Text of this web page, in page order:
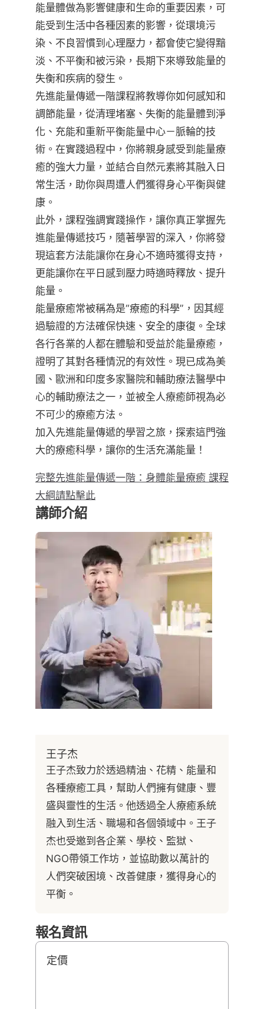
能量體做為影響健康和生命的重要因素，可
能受到生活中各種因素的影響，從環境污
染、不良習慣到心理壓力，都會使它變得黯
淡、不平衡和被污染，長期下來導致能量的
失衡和疾病的發生。
先進能量傳遞一階課程將教導你如何感知和
調節能量，從清理堵塞、失衡的能量體到淨
化、充能和重新平衡能量中心－脈輪的技
術。在實踐過程中，你將親身感受到能量療
癒的強大力量，並結合自然元素將其融入日
常生活，助你與周遭人們獲得身心平衡與健
康。
此外，課程強調實踐操作，讓你真正掌握先
進能量傳遞技巧，隨著學習的深入，你將發
現這套方法能讓你在身心不適時獲得支持，
更能讓你在平日感到壓力時適時釋放、提升
能量。
能量療癒常被稱為是“療癒的科學”，因其經
過驗證的方法確保快速、安全的康復。全球
各行各業的人都在體驗和受益於能量療癒，
證明了其對各種情況的有效性。現已成為美
國、歐洲和印度多家醫院和輔助療法醫學中
心的輔助療法之一，並被全人療癒師視為必
不可少的療癒方法。
加入先進能量傳遞的學習之旅，探索這門強
大的療癒科學，讓你的生活充滿能量！
完整先進能量傳遞一階：身體能量療癒 課程
大綱請點擊此
講師介紹
王子杰
王子杰致力於透過精油、花精、能量和
各種療癒工具，幫助人們擁有健康、豐
盛與靈性的生活。他透過全人療癒系統
融入到生活、職場和各個領域中。王子
杰也受邀到各企業、學校、監獄、
NGO帶領工作坊，並協助數以萬計的
人們突破困境、改善健康，獲得身心的
平衡。
報名資訊
定價